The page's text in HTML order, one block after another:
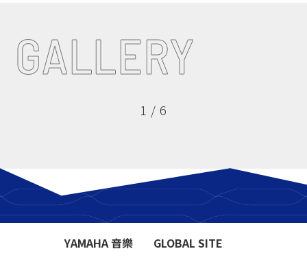
GALLERY
1 / 6
YAMAHA 音樂 GLOBAL SITE